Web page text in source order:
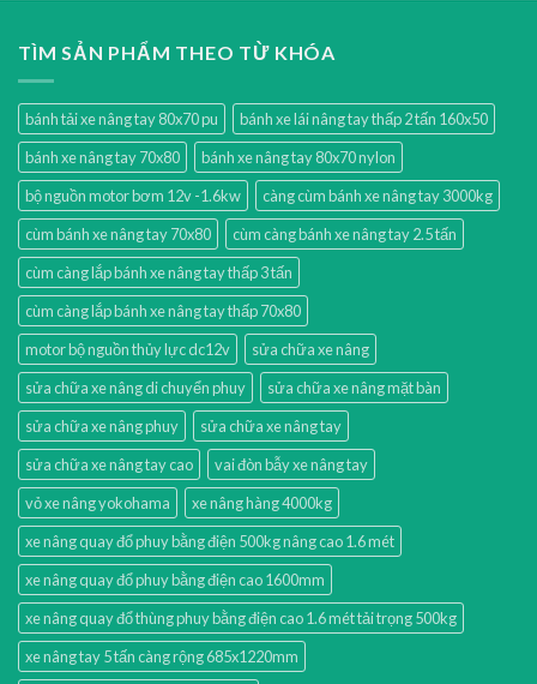
TÌM SẢN PHẨM THEO TỪ KHÓA
bánh tải xe nâng tay 80x70 pu
bánh xe lái nâng tay thấp 2 tấn 160x50
bánh xe nâng tay 70x80
bánh xe nâng tay 80x70 nylon
bộ nguồn motor bơm 12v -1.6kw
càng cùm bánh xe nâng tay 3000kg
cùm bánh xe nâng tay 70x80
cùm càng bánh xe nâng tay 2.5 tấn
cùm càng lắp bánh xe nâng tay thấp 3 tấn
cùm càng lắp bánh xe nâng tay thấp 70x80
motor bộ nguồn thủy lực dc12v
sửa chữa xe nâng
sửa chữa xe nâng di chuyển phuy
sửa chữa xe nâng mặt bàn
sửa chữa xe nâng phuy
sửa chữa xe nâng tay
sửa chữa xe nâng tay cao
vai đòn bẫy xe nâng tay
vỏ xe nâng yokohama
xe nâng hàng 4000kg
xe nâng quay đổ phuy bằng điện 500kg nâng cao 1.6 mét
xe nâng quay đổ phuy bằng điện cao 1600mm
xe nâng quay đổ thùng phuy bằng điện cao 1.6 mét tải trọng 500kg
xe nâng tay 5 tấn càng rộng 685x1220mm